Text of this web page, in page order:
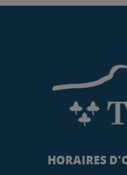
HORAIRES